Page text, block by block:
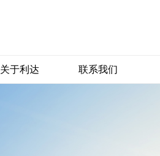
关于利达 联系我们